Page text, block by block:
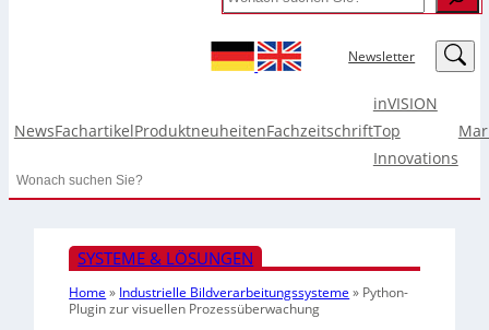
Newsletter LinkedIn
NewsFachartikelProduktneuheitenFachzeitschrift
inVISION
Top
Innovations
Search
SYSTEME & LÖSUNGEN
Home » Industrielle Bildverarbeitungssysteme » Python-
Plugin zur visuellen Prozessüberwachung